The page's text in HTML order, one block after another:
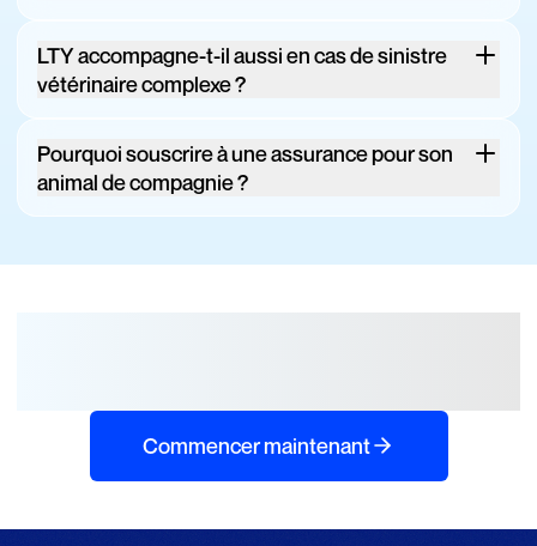
LTY accompagne-t-il aussi en cas de sinistre
vétérinaire complexe ?
Pourquoi souscrire à une assurance pour son
animal de compagnie ?
Commencer maintenant